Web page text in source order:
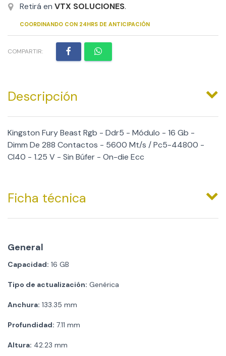
Retirá en VTX SOLUCIONES.
COORDINANDO CON 24HRS DE ANTICIPACIÓN
COMPARTIR:
Descripción
Kingston Fury Beast Rgb - Ddr5 - Módulo - 16 Gb -
Dimm De 288 Contactos - 5600 Mt/s / Pc5-44800 -
Cl40 - 1.25 V - Sin Búfer - On-die Ecc
Ficha técnica
General
Capacidad: 16 GB
Tipo de actualización: Genérica
Anchura: 133.35 mm
Profundidad: 7.11 mm
Altura: 42.23 mm